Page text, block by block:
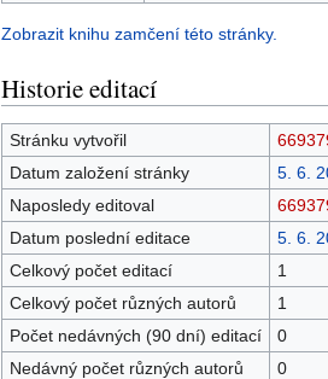
Zobrazit knihu zamčení této stránky.
Historie editací
Stránku vytvořil
Datum založení stránky
5. 6.
Naposledy editoval
Datum poslední editace
5. 6.
Celkový počet editací
1
Celkový počet různých autorů
1
Počet nedávných (90 dní) editací
0
Nedávný počet různých autorů
0